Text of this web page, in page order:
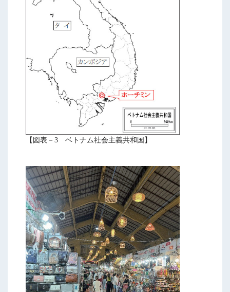
【図表－3 ベトナム社会主義共和国】